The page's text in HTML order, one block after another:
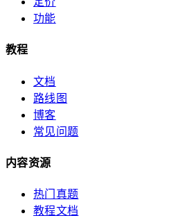
功能
教程
文档
路线图
博客
常见问题
内容资源
热门真题
教程文档